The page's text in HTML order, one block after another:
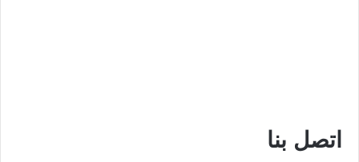
اتصل بنا